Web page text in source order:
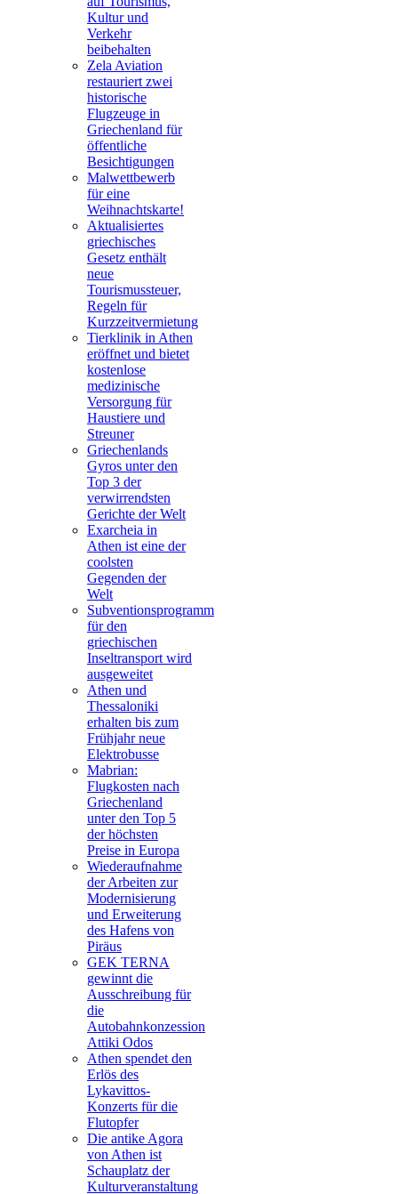
Kultur und
Verkehr
beibehalten
Zela Aviation
restauriert zwei
historische
Flugzeuge in
Griechenland für
öffentliche
Besichtigungen
Malwettbewerb
für eine
Weihnachtskarte!
Aktualisiertes
griechisches
Gesetz enthält
neue
Tourismussteuer,
Regeln für
Kurzzeitvermietung
Tierklinik in Athen
eröffnet und bietet
kostenlose
medizinische
Versorgung für
Haustiere und
Streuner
Griechenlands
Gyros unter den
Top 3 der
verwirrendsten
Gerichte der Welt
Exarcheia in
Athen ist eine der
coolsten
Gegenden der
Welt
Subventionsprogramm
für den
griechischen
Inseltransport wird
ausgeweitet
Athen und
Thessaloniki
erhalten bis zum
Frühjahr neue
Elektrobusse
Mabrian:
Flugkosten nach
Griechenland
unter den Top 5
der höchsten
Preise in Europa
Wiederaufnahme
der Arbeiten zur
Modernisierung
und Erweiterung
des Hafens von
Piräus
GEK TERNA
gewinnt die
Ausschreibung für
die
Autobahnkonzession
Attiki Odos
Athen spendet den
Erlös des
Lykavittos-
Konzerts für die
Flutopfer
Die antike Agora
von Athen ist
Schauplatz der
Kulturveranstaltung